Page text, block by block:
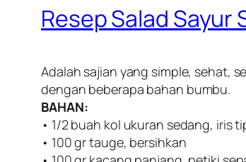
Resep Salad Sayur
Adalah sajian yang simple, sehat,
dengan beberapa bahan bumbu.
BAHAN:
• 1/2 buah kol ukuran sedang, iris
• 100 gr tauge, bersihkan